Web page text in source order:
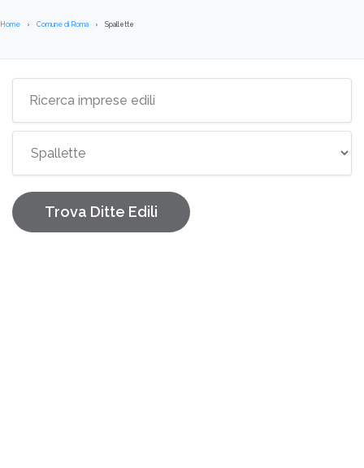
Home Comune di Roma Spallette
Elenco imprese edili Quartiere
Trova Ditte Edili